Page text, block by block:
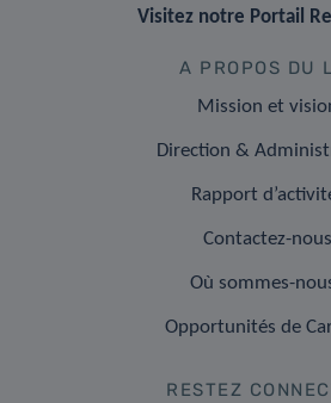
Visitez notre Portail
A PROPOS DU
Mission et
Direction &
Rapport
Contactez-nous
Où sommes-
Opportunités de
RESTEZ